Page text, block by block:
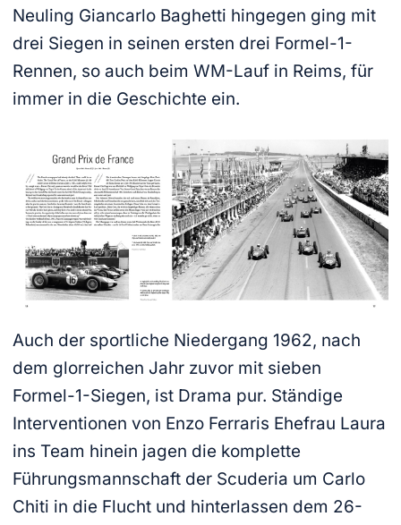
Neuling Giancarlo Baghetti hingegen ging mit
drei Siegen in seinen ersten drei Formel-1-
Rennen, so auch beim WM-Lauf in Reims, für
immer in die Geschichte ein.
Auch der sportliche Niedergang 1962, nach
dem glorreichen Jahr zuvor mit sieben
Formel-1-Siegen, ist Drama pur. Ständige
Inter­ventionen von Enzo Ferraris Ehefrau Laura
ins Team hinein jagen die komplette
Führungsmannschaft der Scuderia um Carlo
Chiti in die Flucht und hinterlassen dem 26-